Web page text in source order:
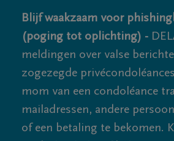
Blijf waakzaam voor
(poging tot oplichting) -
meldingen over valse
zogezegde
mom van een condoléance
mailadressen, andere
of een betaling te bekomen.